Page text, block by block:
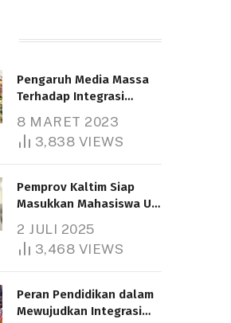
Pengaruh Media Massa
Terhadap Integrasi
8 MARET 2023
3,838 VIEWS
Pemprov Kaltim Siap
Masukkan Mahasiswa UT
Bantuan Pendidikan
Gratispol
2 JULI 2025
3,468 VIEWS
Peran Pendidikan dalam
Mewujudkan Integrasi